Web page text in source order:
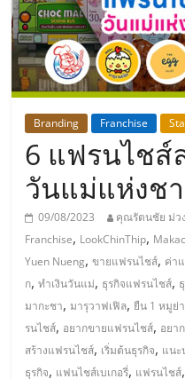
รวม
ธุรกิจ
เอ
ส
เอ็
มอี
ไทย,
Branding Franchise
6 แฟรนไชส์
วันแม่แห่งช
09/08/2023 คุณรัตนชัย ม่ว
Franchise, LookChinThip,
Yuen Nueng,ขายแฟรนไชส์, ค่า
ก,ทำเงินวันแม่, ธุรกิจแฟรนไชส์,
มากะชา,มารุวาฟเฟิล, ยืน 1 หมูย่
รนไชส์, อยากขายแฟรนไชส์, อยา
สร้างแฟรนไชส์, เริ่มต้นธุรกิจ, แนะ
ธุรกิจ, แฟนไชส์เบเกอรี่, แฟรนไชส์,